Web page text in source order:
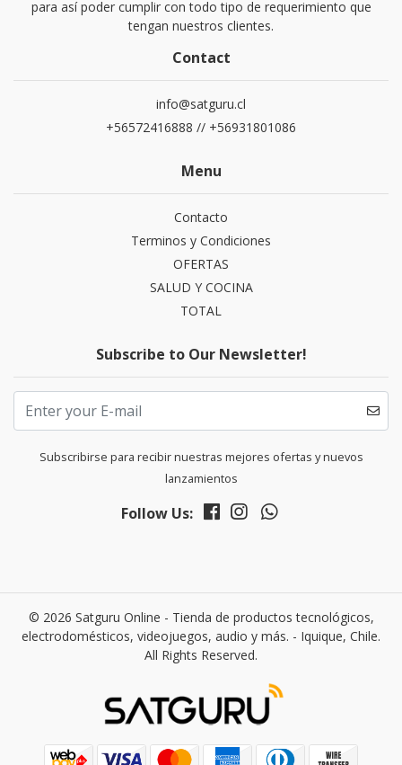
para así poder cumplir con todo tipo de requerimiento que
tengan nuestros clientes.
Contact
info@satguru.cl
+56572416888 // +56931801086
Menu
Contacto
Terminos y Condiciones
OFERTAS
SALUD Y COCINA
TOTAL
Subscribe to Our Newsletter!
Subscribirse para recibir nuestras mejores ofertas y nuevos
lanzamientos
Follow Us:
© 2026 Satguru Online - Tienda de productos tecnológicos,
electrodomésticos, videojuegos, audio y más. - Iquique, Chile.
All Rights Reserved.